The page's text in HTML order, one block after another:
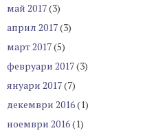
май 2017(3)
април 2017(3)
март 2017(5)
февруари 2017(3)
януари 2017(7)
декември 2016(1)
ноември 2016(1)